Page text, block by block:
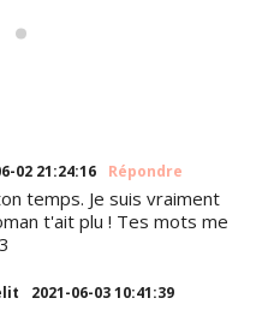
02 21:24:16 Répondre
temps. Je suis vraiment
t'ait plu ! Tes mots me
2021-06-03 10:41:39